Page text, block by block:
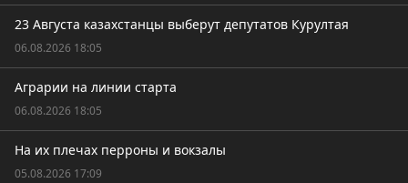
23 Августа казахстанцы выберут депутатов Курултая
06.08.2026 18:05
Аграрии на линии старта
06.08.2026 18:05
На их плечах перроны и вокзалы
05.08.2026 17:09